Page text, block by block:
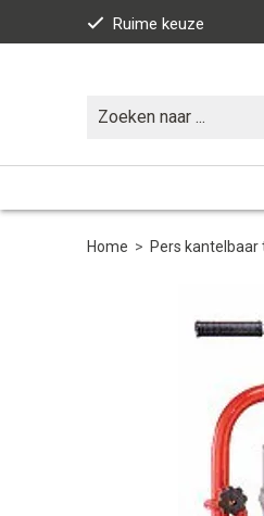
Ruime keuze
Home > Pers kantelbaar